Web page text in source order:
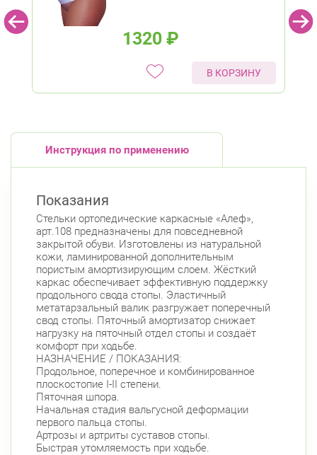
1320 ₽
В КОРЗИНУ
Инструкция по применению
Показания
Стельки ортопедические каркасные «Алеф»,
арт.108 предназначены для повседневной
закрытой обуви. Изготовлены из натуральной
кожи, ламинированной дополнительным
пористым амортизирующим слоем. Жёсткий
каркас обеспечивает эффективную поддержку
продольного свода стопы. Эластичный
метатарзальный валик разгружает поперечный
свод стопы. Пяточный амортизатор снижает
нагрузку на пяточный отдел стопы и создаёт
комфорт при ходьбе.
НАЗНАЧЕНИЕ / ПОКАЗАНИЯ:
Продольное, поперечное и комбинированное
плоскостопие I-II степени.
Пяточная шпора.
Начальная стадия вальгусной деформации
первого пальца стопы.
Артрозы и артриты суставов стопы.
Быстрая утомляемость при ходьбе.